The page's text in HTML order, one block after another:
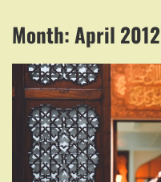
Month:April 2012